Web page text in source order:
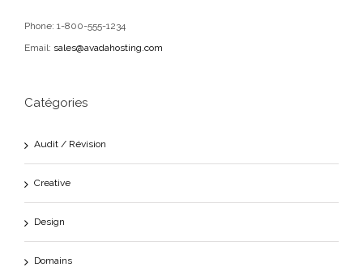
Phone: 1-800-555-1234
Email: sales@avadahosting.com
Catégories
Audit / Révision
Creative
Design
Domains